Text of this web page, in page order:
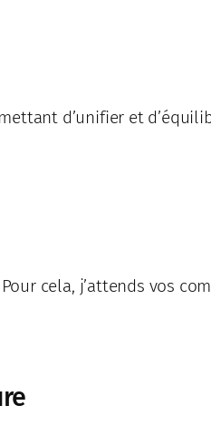
d’unifier et
cela, j’attends vos